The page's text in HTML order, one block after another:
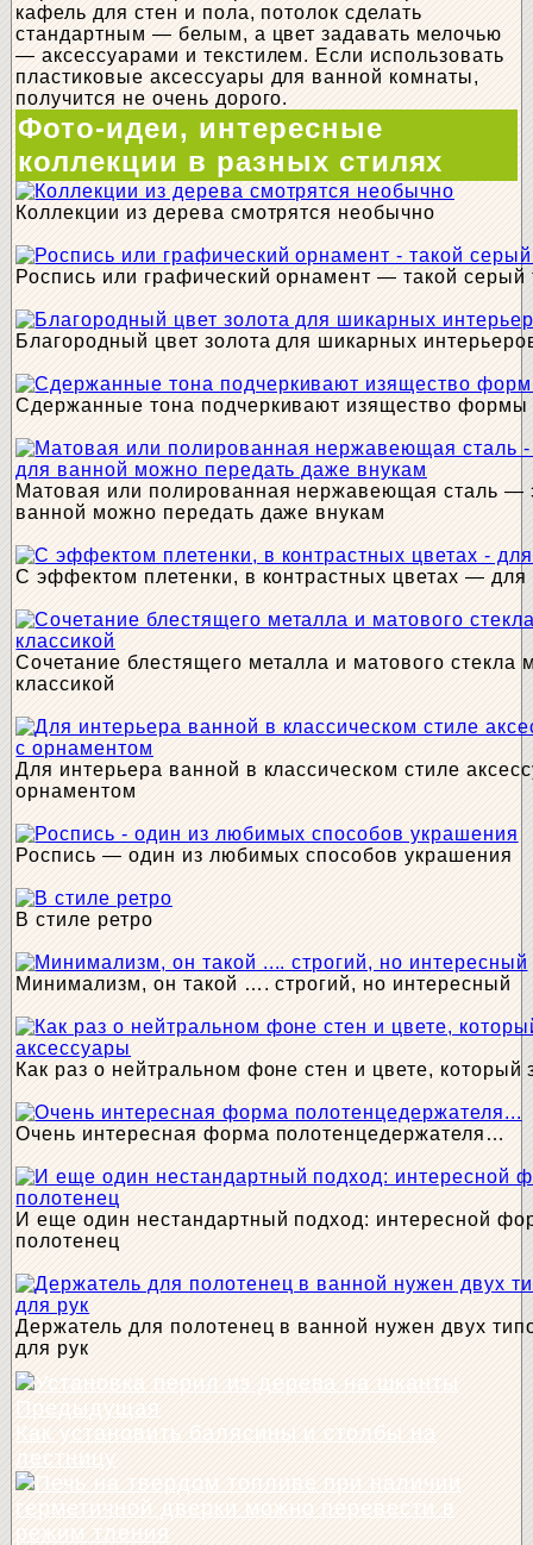
кафель для стен и пола, потолок сделать
стандартным — белым, а цвет задавать мелочью
— аксессуарами и текстилем. Если использовать
пластиковые аксессуары для ванной комнаты,
получится не очень дорого.
Фото-идеи, интересные
коллекции в разных стилях
Коллекции из дерева смотрятся необычно
Роспись или графический орнамент — такой серый
Благородный цвет золота для шикарных
Сдержанные тона подчеркивают изящество формы
Матовая или полированная нержавеющая сталь —
ванной можно передать даже внукам
С эффектом плетенки, в контрастных цветах — для
Сочетание блестящего металла и матового стекла
классикой
Для интерьера ванной в классическом стиле
орнаментом
Роспись — один из любимых способов украшения
В стиле ретро
Минимализм, он такой …. строгий, но интересный
Как раз о нейтральном фоне стен и цвете, который
Очень интересная форма полотенцедержателя…
И еще один нестандартный подход: интересной
полотенец
Держатель для полотенец в ванной нужен двух
для рук
Предыдущая
Как установить балясины и столбы на
лестницу